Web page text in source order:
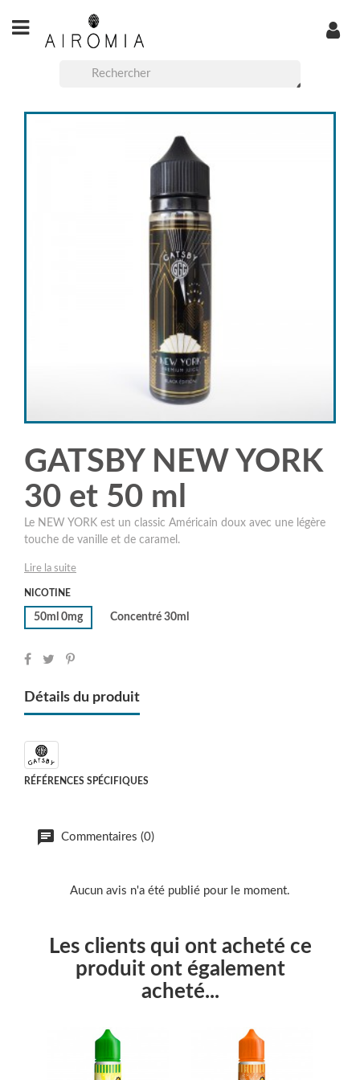
GATSBY NEW YORK
30 et 50 ml
Le NEW YORK est un classic Américain doux avec une légère
touche de vanille et de caramel.
Lire la suite
NICOTINE
50ml 0mg Concentré 30ml
Détails du produit
RÉFÉRENCES SPÉCIFIQUES
Commentaires (0)
Aucun avis n'a été publié pour le moment.
Les clients qui ont acheté ce
produit ont également
acheté...